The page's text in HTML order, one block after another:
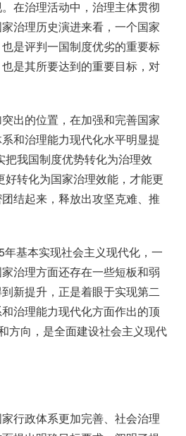
在治理活动中，治理主体贯彻
治理历史演进来看，一个国家
是评判一国制度优劣的重要标
是其所要达到的重要目标，对
出的位置，在加强和完善国家
和治理能力现代化水平明显提
我国制度优势转化为治理效
转化为国家治理效能，才能更
结起来，释放出攻坚克难、推
基本实现社会主义现代化，一
治理方面还存在一些短板和弱
新提升，正是着眼于实现第二
治理能力现代化方面作出的顶
方向，是全面建设社会主义现代
行政体系更加完善、社会治理